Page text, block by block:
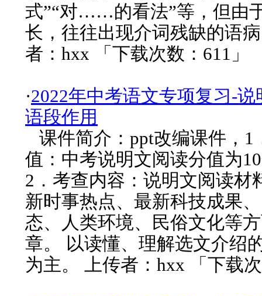
式”“对……的看法”等，但由
长，往往出现介词残缺的语
者：hxx 「下载次数：611」
·2022年中考语文专项复习-
语段作用
课件简介：ppt改编课件，1
值：中考说明文阅读分值为
2．考查内容：说明文阅读材
新时事热点、最新科技成果
态、人类环境、民俗文化等
章。 以读懂、理解选文介绍
为主。 上传者：hxx 「下载